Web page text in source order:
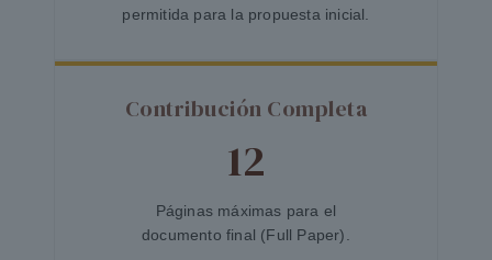
permitida para la propuesta inicial.
Contribución Completa
12
Páginas máximas para el
documento final (Full Paper).